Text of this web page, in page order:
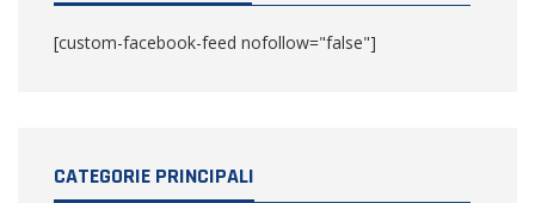
[custom-facebook-feed nofollow="false"]
CATEGORIE PRINCIPALI